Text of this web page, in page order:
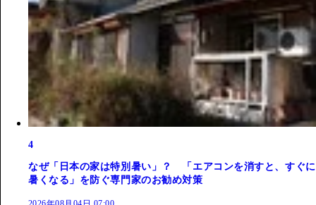
4
なぜ「日本の家は特別暑い」？ 「エアコンを消すと、すぐに
暑くなる」を防ぐ専門家のお勧め対策